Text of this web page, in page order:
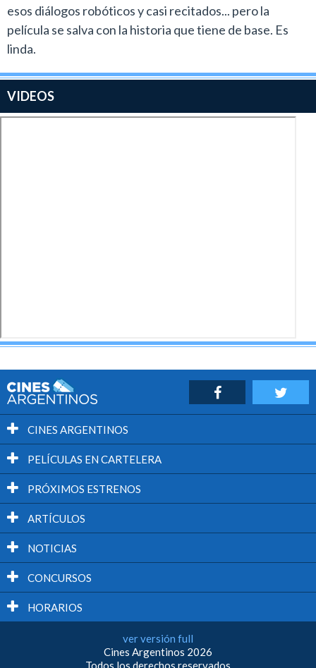
esos diálogos robóticos y casi recitados... pero la
película se salva con la historia que tiene de base. Es
linda.
VIDEOS
CINES ARGENTINOS
PELÍCULAS EN CARTELERA
PRÓXIMOS ESTRENOS
ARTÍCULOS
NOTICIAS
CONCURSOS
HORARIOS
ver versión full
Cines Argentinos 2026
Todos los derechos reservados